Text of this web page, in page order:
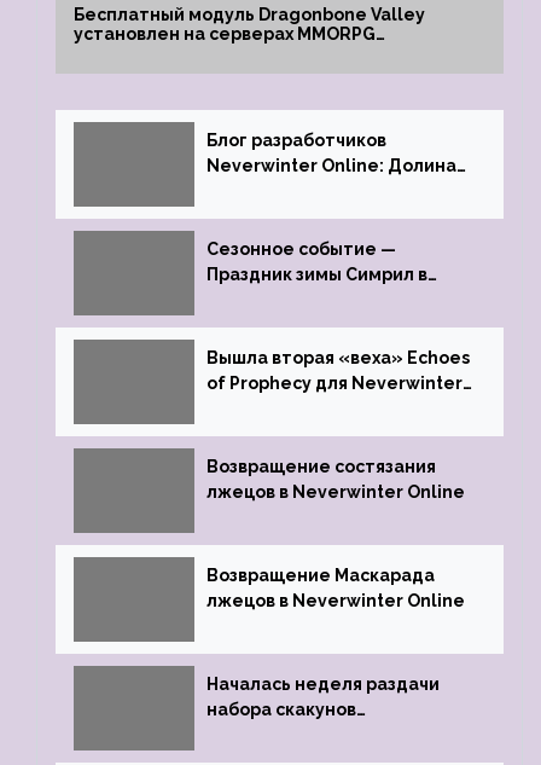
Бесплатный модуль Dragonbone Valley
установлен на серверах MMORPG
Блог разработчиков
Neverwinter Online: Долина
Сезонное событие —
Праздник зимы Симрил в
Вышла вторая «веха» Echoes
of Prophecy для Neverwinter
Возвращение состязания
лжецов в Neverwinter Online
Возвращение Маскарада
лжецов в Neverwinter Online
Началась неделя раздачи
набора скакунов